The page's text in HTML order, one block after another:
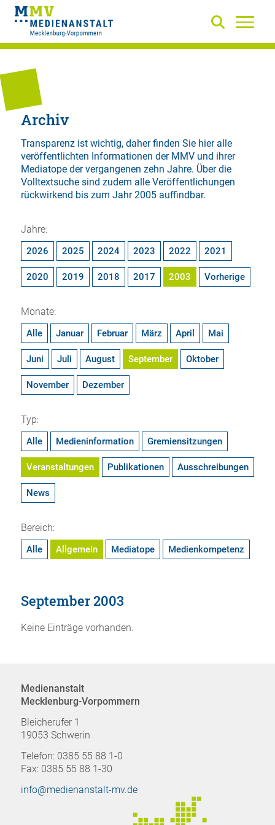
Archiv
Transparenz ist wichtig, daher finden Sie hier alle
veröffentlichten Informationen der MMV und ihrer
Mediatope der vergangenen zehn Jahre. Über die
Volltextsuchesind zudem alle Veröffentlichungen
rückwirkend bis zum Jahr 2005 auffindbar.
Jahre:
2026 2025 2024 2023 2022 2021
2020 2019 2018 2017 2003 Vorherige
Monate:
Alle Januar Februar März April Mai
Juni Juli August September Oktober
November Dezember
Typ:
Alle Medieninformation Gremiensitzungen
Veranstaltungen Publikationen Ausschreibungen
News
Bereich:
Alle Allgemein Mediatope Medienkompetenz
September 2003
Keine Einträge vorhanden.
Medienanstalt
Mecklenburg-Vorpommern
Bleicherufer 1
19053 Schwerin
Telefon: 0385 55 88 1-0
Fax: 0385 55 88 1-30
info@medienanstalt-mv.de